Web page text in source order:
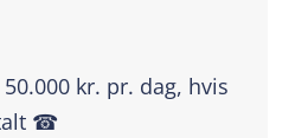
kr. pr. dag, hvis
☎